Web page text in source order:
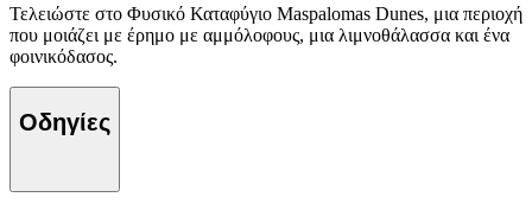
Τελειώστε στο Φυσικό Καταφύγιο Maspalomas Dunes, μια περιοχή
που μοιάζει με έρημο με αμμόλοφους, μια λιμνοθάλασσα και ένα
φοινικόδασος.
Οδηγίες